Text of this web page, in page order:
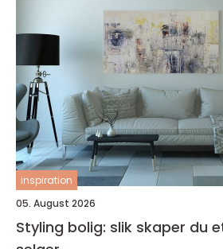
inspiration
05. August 2026
Styling bolig: slik skaper du